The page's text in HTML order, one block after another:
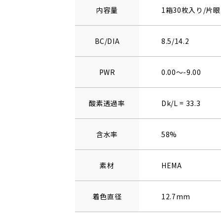
内容量 1箱30枚入り/片
BC/DIA 8.5/14.2
PWR 0.00～-9.00
酸素透過率 Dk/L = 33.3
含水率 58%
素材 HEMA
着色直径 12.7mm